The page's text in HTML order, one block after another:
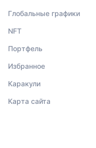
Глобальные графики
NFT
Портфель
Избранное
Каракули
Карта сайта